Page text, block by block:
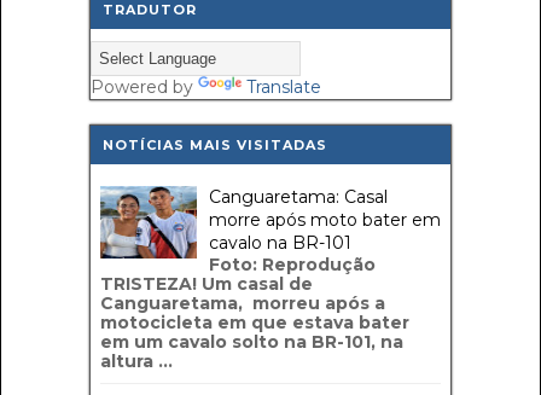
TRADUTOR
Powered by Translate
NOTÍCIAS MAIS VISITADAS
Canguaretama: Casal
morre após moto bater em
cavalo na BR-101
Foto: Reprodução
TRISTEZA! Um casal de
Canguaretama, morreu após a
motocicleta em que estava bater
em um cavalo solto na BR-101, na
altura ...